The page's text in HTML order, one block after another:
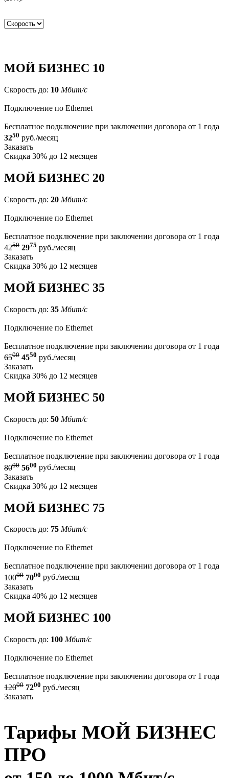
МОЙ БИЗНЕС 10
Скорость до: 10 Мбит/с
Подключение по Ethernet
Бесплатное подключение при заключении договора от 1 года
3250 руб./месяц
Заказать
Скидка 30% до 12 месяцев
МОЙ БИЗНЕС 20
Скорость до: 20 Мбит/с
Подключение по Ethernet
Бесплатное подключение при заключении договора от 1 года
4250 2975 руб./месяц
Заказать
Скидка 30% до 12 месяцев
МОЙ БИЗНЕС 35
Скорость до: 35 Мбит/с
Подключение по Ethernet
Бесплатное подключение при заключении договора от 1 года
6500 4550 руб./месяц
Заказать
Скидка 30% до 12 месяцев
МОЙ БИЗНЕС 50
Скорость до: 50 Мбит/с
Подключение по Ethernet
Бесплатное подключение при заключении договора от 1 года
8000 5600 руб./месяц
Заказать
Скидка 30% до 12 месяцев
МОЙ БИЗНЕС 75
Скорость до: 75 Мбит/с
Подключение по Ethernet
Бесплатное подключение при заключении договора от 1 года
10000 7000 руб./месяц
Заказать
Скидка 40% до 12 месяцев
МОЙ БИЗНЕС 100
Скорость до: 100 Мбит/с
Подключение по Ethernet
Бесплатное подключение при заключении договора от 1 года
12000 7200 руб./месяц
Заказать
Тарифы МОЙ БИЗНЕС
ПРО